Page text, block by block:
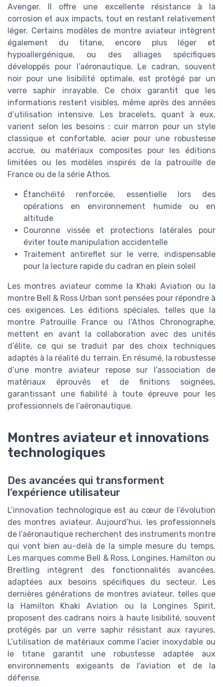
Avenger. Il offre une excellente résistance à la
corrosion et aux impacts, tout en restant relativement
léger. Certains modèles de montre aviateur intègrent
également du titane, encore plus léger et
hypoallergénique, ou des alliages spécifiques
développés pour l’aéronautique. Le cadran, souvent
noir pour une lisibilité optimale, est protégé par un
verre saphir inrayable. Ce choix garantit que les
informations restent visibles, même après des années
d’utilisation intensive. Les bracelets, quant à eux,
varient selon les besoins : cuir marron pour un style
classique et confortable, acier pour une robustesse
accrue, ou matériaux composites pour les éditions
limitées ou les modèles inspirés de la patrouille de
France ou de la série Athos.
Étanchéité renforcée, essentielle lors des
opérations en environnement humide ou en
altitude
Couronne vissée et protections latérales pour
éviter toute manipulation accidentelle
Traitement antireflet sur le verre, indispensable
pour la lecture rapide du cadran en plein soleil
Les montres aviateur comme la Khaki Aviation ou la
montre Bell & Ross Urban sont pensées pour répondre à
ces exigences. Les éditions spéciales, telles que la
montre Patrouille France ou l’Athos Chronographe,
mettent en avant la collaboration avec des unités
d’élite, ce qui se traduit par des choix techniques
adaptés à la réalité du terrain. En résumé, la robustesse
d’une montre aviateur repose sur l’association de
matériaux éprouvés et de finitions soignées,
garantissant une fiabilité à toute épreuve pour les
professionnels de l’aéronautique.
Montres aviateur et innovations
technologiques
Des avancées qui transforment
l’expérience utilisateur
L’innovation technologique est au cœur de l’évolution
des montres aviateur. Aujourd’hui, les professionnels
de l’aéronautique recherchent des instruments montre
qui vont bien au-delà de la simple mesure du temps.
Les marques comme Bell & Ross, Longines, Hamilton ou
Breitling intègrent des fonctionnalités avancées,
adaptées aux besoins spécifiques du secteur. Les
dernières générations de montres aviateur, telles que
la Hamilton Khaki Aviation ou la Longines Spirit,
proposent des cadrans noirs à haute lisibilité, souvent
protégés par un verre saphir résistant aux rayures.
L’utilisation de matériaux comme l’acier inoxydable ou
le titane garantit une robustesse adaptée aux
environnements exigeants de l’aviation et de la
défense.
GUIDE : Comment
décrocher les
meilleurs emplois
dans l’aéronautique
Téléchargez gratuitement le livre
blanc